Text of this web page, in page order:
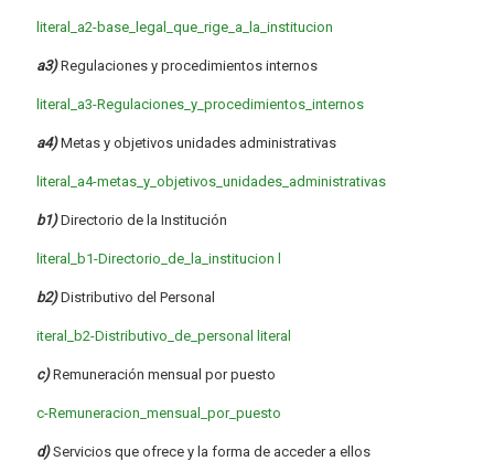
literal_a2-base_legal_que_rige_a_la_institucion
a3)Regulaciones y procedimientos internos
literal_a3-Regulaciones_y_procedimientos_internos
a4)Metas y objetivos unidades administrativas
literal_a4-metas_y_objetivos_unidades_administrativas
b1)Directorio de la Institución
literal_b1-Directorio_de_la_institucion
b2)Distributivo del Personal
iteral_b2-Distributivo_de_personal literal
c)Remuneración mensual por puesto
c-Remuneracion_mensual_por_puesto
d)Servicios que ofrece y la forma de acceder a ellos